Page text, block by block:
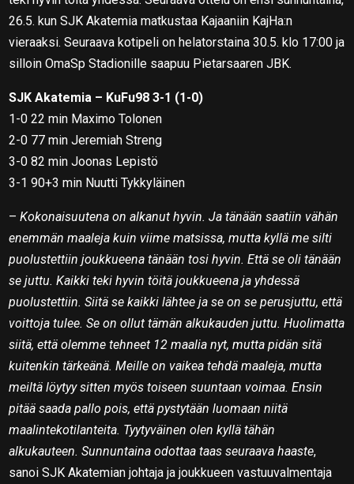
26.5. kun SJK Akatemia matkustaa Kajaaniin KajHa:n
vieraaksi. Seuraava kotipeli on helatorstaina 30.5. klo 17:00 ja
silloin OmaSp Stadionille saapuu Pietarsaaren JBK.
SJK Akatemia – KuFu98 3-1 (1-0)
1-0 22 min Maximo Tolonen
2-0 77 min Jeremiah Streng
3-0 82 min Joonas Lepistö
3-1 90+3 min Nuutti Tykkyläinen
–Kokonaisuutena on alkanut hyvin. Ja tänään saatiin vähän
enemmän maaleja kuin viime matsissa, mutta kyllä me silti
puolustettiin joukkueena tänään tosi hyvin. Että se oli tänään
se juttu. Kaikki teki hyvin töitä joukkueena ja yhdessä
puolustettiin. Siitä se kaikki lähtee ja se on se perusjuttu, että
voittoja tulee. Se on ollut tämän alkukauden juttu. Huolimatta
siitä, että olemme tehneet 12 maalia nyt, mutta pidän sitä
kuitenkin tärkeänä. Meille on vaikea tehdä maaleja, mutta
meiltä löytyy sitten myös toiseen suuntaan voimaa. Ensin
pitää saada pallo pois, että pystytään luomaan niitä
maalintekotilanteita. Tyytyväinen olen kyllä tähän
alkukauteen. Sunnuntaina odottaa taas seuraava haaste,
sanoi SJK Akatemian johtaja ja joukkueen vastuuvalmentaja